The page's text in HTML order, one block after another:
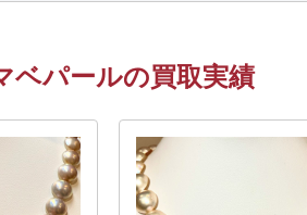
ベパールの買取実績